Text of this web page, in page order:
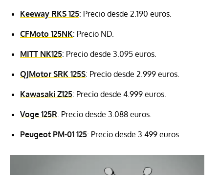
Keeway RKS 125: Precio desde 2.190 euros.
CFMoto 125NK: Precio ND.
MITT NK125: Precio desde 3.095 euros.
QJMotor SRK 125S: Precio desde 2.999 euros.
Kawasaki Z125: Precio desde 4.999 euros.
Voge 125R: Precio desde 3.088 euros.
Peugeot PM-01 125: Precio desde 3.499 euros.